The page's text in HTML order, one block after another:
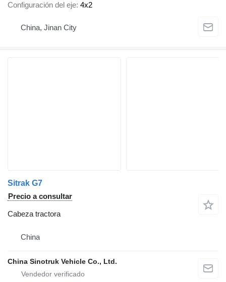
Configuración del eje 4x2
China, Jinan City
Sitrak G7
Precio a consultar
Cabeza tractora
China
China Sinotruk Vehicle Co., Ltd.